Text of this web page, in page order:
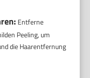
Entferne
Peeling, um
die Haarentfernung